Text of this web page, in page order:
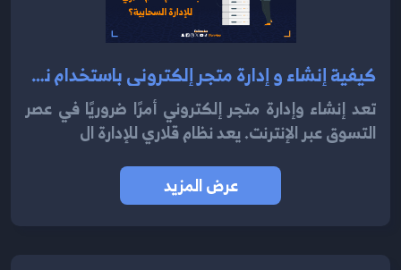
كيفية إنشاء و إدارة متجر إلكتروني باستخدام نظام قلاري للإدارة السحابية 2024؟
تعد إنشاء وإدارة متجر إلكتروني أمرًا ضروريًا في عصر
التسوق عبر الإنترنت. يعد نظام قلاري للإدارة ال
عرض المزيد